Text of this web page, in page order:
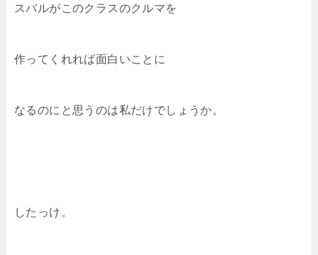
スバルがこのクラスのクルマを
作ってくれれば面白いことに
なるのにと思うのは私だけでしょうか。
したっけ。